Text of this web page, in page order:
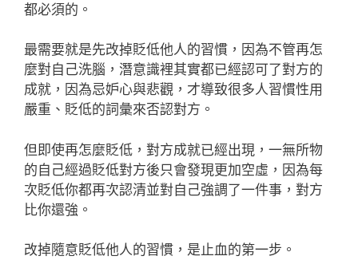
都必須的。
最需要就是先改掉貶低他人的習慣，因為不管再怎
麼對自己洗腦，潛意識裡其實都已經認可了對方的
成就，因為忌妒心與悲觀，才導致很多人習慣性用
嚴重、貶低的詞彙來否認對方。
但即使再怎麼貶低，對方成就已經出現，一無所物
的自己經過貶低對方後只會發現更加空虛，因為每
次貶低你都再次認清並對自己強調了一件事，對方
比你還強。
改掉隨意貶低他人的習慣，是止血的第一步。